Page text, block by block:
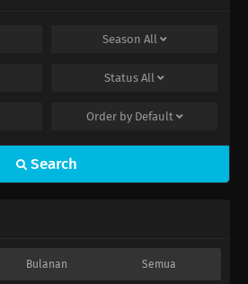
Season All
Status All
Order by Default
Search
Bulanan Semua